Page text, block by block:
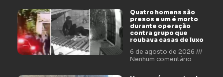
Quatro homens são
presos e um é morto
durante operação
contra grupo que
roubava casas de luxo
6 de agosto de 2026
Nenhum comentário